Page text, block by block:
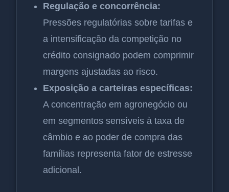
Regulação e concorrência:
Pressões regulatórias sobre tarifas e
a intensificação da competição no
crédito consignado podem comprimir
margens ajustadas ao risco.
Exposição a carteiras específicas:
A concentração em agronegócio ou
em segmentos sensíveis à taxa de
câmbio e ao poder de compra das
famílias representa fator de estresse
adicional.